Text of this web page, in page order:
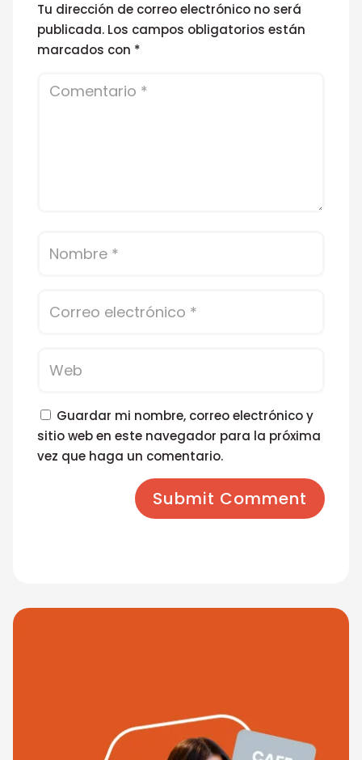
Tu dirección de correo electrónico no será
publicada. Los campos obligatorios están
marcados con *
Guardar mi nombre, correo electrónico y
sitio web en este navegador para la próxima
vez que haga un comentario.
Submit Comment